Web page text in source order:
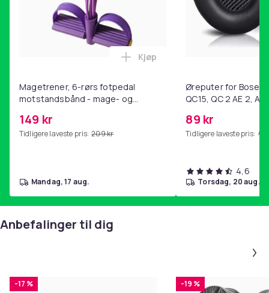
Magetrener, 6-rørs fotpedal
motstandsbånd - mage- og
hjemmegymnastikk Purple
149 kr
Tidligere laveste pris: 209 kr
Legg Magetrener, 6-rørs
Kjøp
mandag, 17 aug.
Øreputer for Bose
QC15, QC 2 AE 2, AE
89 kr
Tidligere laveste pris: 99
4,6
torsdag, 20 aug.
Anbefalinger til dig
-17 % -19 %